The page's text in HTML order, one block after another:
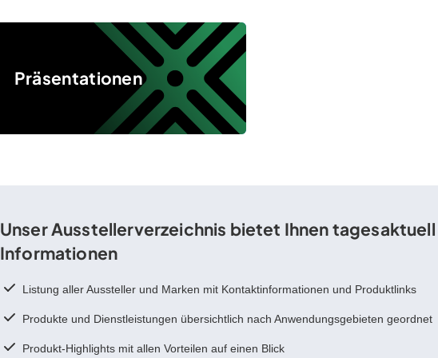
Präsentationen
Unser Ausstellerverzeichnis bietet Ihnen
Informationen
Listung aller Aussteller und Marken mit Kontaktinformationen und Produktlinks
Produkte und Dienstleistungen übersichtlich nach Anwendungsgebieten geordnet
Produkt-Highlights mit allen Vorteilen auf einen Blick